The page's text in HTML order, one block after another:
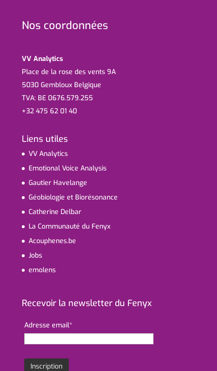
Nos coordonnées
VV Analytics
Place de la rose des vents 9A
5030 Gembloux Belgique
TVA: BE 0676.579.255
+32 475 62 01 40
Liens utiles
VV Analytics
Emotional Voice Analysis
Gautier Havelange
Géobiologie et Biorésonance
Catherine Delbar
La Communauté du Fenyx
Acouphenes.be
Jobs
emolens
Recevoir la newsletter du Fenyx
Adresse email*